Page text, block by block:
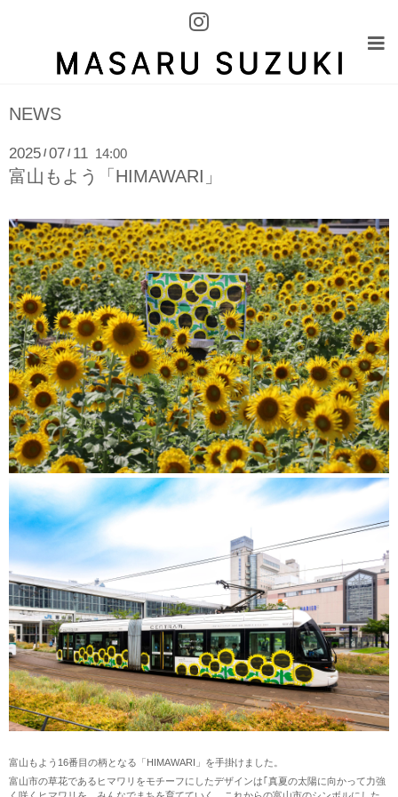
NEWS
2025 / 07 / 11 14:00
富山もよう「HIMAWARI」
富山もよう16番目の柄となる「HIMAWARI」を手掛けました。
富山市の草花であるヒマワリをモチーフにしたデザインは｢真夏の太陽に向かって力強